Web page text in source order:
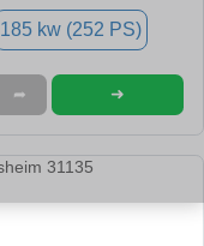
185 kw (252 PS)
➦ ➜